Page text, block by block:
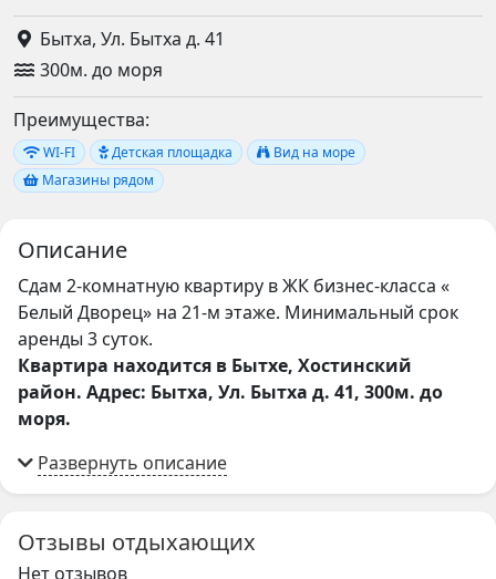
Бытха, Ул. Бытха д. 41
300м. до моря
Преимущества:
WI-FI Детская площадка
Вид на море
Магазины рядом
Описание
Сдам 2-комнатную квартиру в ЖК бизнес-класса «
Белый Дворец» на 21-м этаже. Минимальный срок
аренды 3 суток.
Квартира находится в Бытхе, Хостинский
район. Адрес: Бытха, Ул. Бытха д. 41, 300м. до
моря.
Отзывы отдыхающих
Нет отзывов